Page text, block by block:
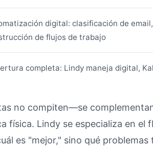
digital: clasificación de
de flujos de trabajo
completa: Lindy maneja digital,
no compiten—se
física. Lindy se especializa en el
es "mejor," sino qué problemas